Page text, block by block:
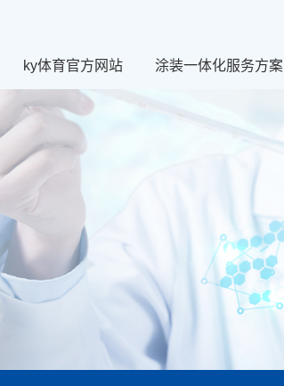
ky体育官方网站 涂装一体化服务方案